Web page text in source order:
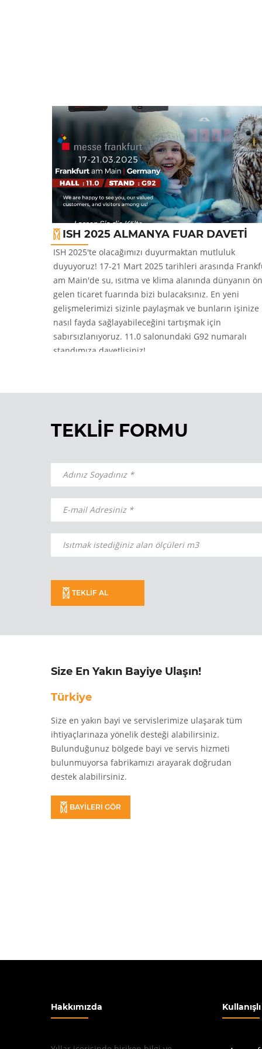
ISH 2025 ALMANYA FUAR DAVETİ
ISH 2025'te olacağımızı duyurmaktan mutluluk
duyuyoruz! 17-21 Mart 2025 tarihleri ​​arasında
am Main'de su, ısıtma ve klima alanında dünyanın
gelen ticaret fuarında bizi bulacaksınız. En yeni
gelişmelerimizi sizinle paylaşmak ve bunların işinize
nasıl fayda sağlayabileceğini tartışmak için
sabırsızlanıyoruz. 11.0 salonundaki G92 numaralı
standımıza davetlisiniz!
TEKLİF FORMU
TEKLİF AL
Size En Yakın Bayiye Ulaşın!
Türkiye
Size en yakın bayi ve servislerimize ulaşarak tüm
ihtiyaçlarınaza yönelik desteği alabilirsiniz.
Bulunduğunuz bölgede bayi ve servis hizmeti
bulunmuyorsa fabrikamızı arayarak doğrudan
destek alabilirsiniz.
BAYİLERİ GÖR
Hakkımızda